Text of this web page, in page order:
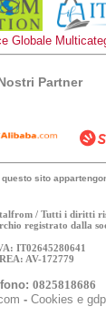
Globale
Partner
sito
/ Tutti i diritti
registrato dalla
IT02645280641
REA: AV-172779
0825818686
- Cookies e